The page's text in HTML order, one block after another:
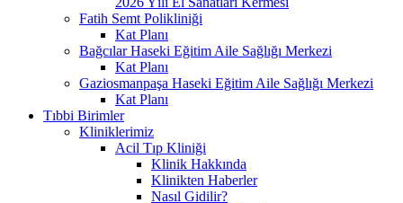
Fatih Semt Polikliniği
Kat Planı
Bağcılar Haseki Eğitim Aile Sağlığı Merkezi
Kat Planı
Gaziosmanpaşa Haseki Eğitim Aile Sağlığı Merkezi
Kat Planı
Tıbbi Birimler
Kliniklerimiz
Acil Tıp Kliniği
Klinik Hakkında
Klinikten Haberler
Nasıl Gidilir?